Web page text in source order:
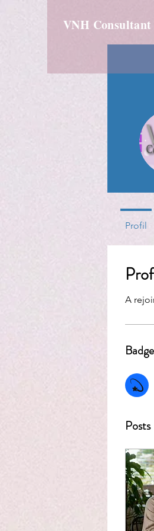
VNH Consultant
A
Posts
Profil